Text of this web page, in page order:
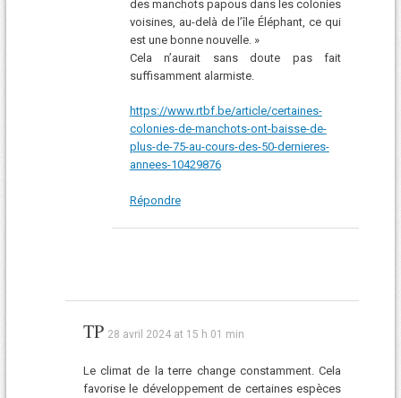
des manchots papous dans les colonies
voisines, au-delà de l’île Éléphant, ce qui
est une bonne nouvelle. »
Cela n’aurait sans doute pas fait
suffisamment alarmiste.
https://www.rtbf.be/article/certaines-
colonies-de-manchots-ont-baisse-de-
plus-de-75-au-cours-des-50-dernieres-
annees-10429876
Répondre
TP 28 avril 2024 at 15 h 01 min
Le climat de la terre change constamment. Cela
favorise le développement de certaines espèces